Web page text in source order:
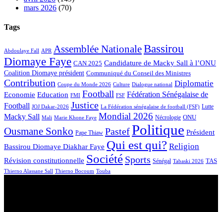
mars 2026 (70)
Tags
Abdoulaye Fall APR Assemblée NationaleBassirou
Diomaye Faye CAN 2025 Candidature de Macky Sall à l’ONU
Coalition Diomaye président Communiqué du Conseil des Ministres
Contribution Coupe du Monde 2026 Culture Dialogue national Diplomatie
Economie Education FMI Football FSF Fédération Sénégalaise de
Football JOJ Dakar-2026 Justice La Fédération sénégalaise de football (FSF) Lutte
Macky Sall Mali Marie Khone Faye Mondial 2026 Nécrologie ONU
Ousmane Sonko Pape Thiaw PastefPolitique Président
Bassirou Diomaye Diakhar Faye Qui est qui? Religion
Révision constitutionnelle Société Sports Sénégal Tabaski 2026 TAS
Thierno Alassane Sall Thierno Bocoum Touba